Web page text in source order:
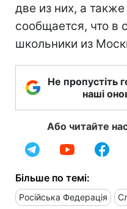
две из них, а
сообщается, что в
школьники из
Не пропустіть
наші
Або читайте
Більше по темі:
Російська Федерація